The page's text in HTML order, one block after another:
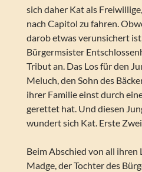
sich daher Kat als
nach Capitol zu fahren.
darob etwas verunsichert
Bürgermsister
Tribut an. Das Los für den
Meluch, den Sohn des
ihrer Familie einst durch
gerettet hat. Und diesen
wundert sich Kat. Erste
Beim Abschied von all ihren
Madge, der Tochter des